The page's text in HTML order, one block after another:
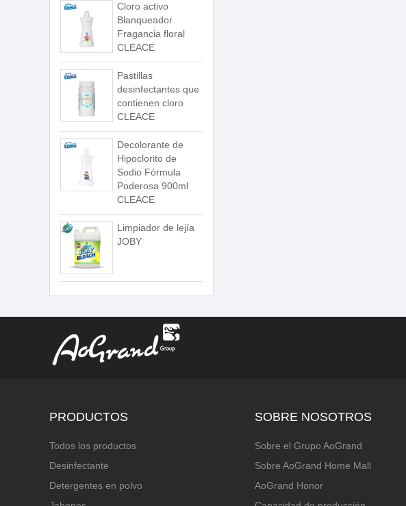
Cloro activo
Blanqueador
Fragancia floral
CLEACE
Pastillas
desinfectantes que
contienen cloro
CLEACE
Decolorante de
Hipoclorito de
Sodio Fórmula
Poderosa 900ml
CLEACE
Limpiador de lejía
JOBY
PRODUCTOS
Todos los productos
Desinfectante
Detergentes en polvo
SOBRE NOSOTROS
Sobre el Grupo AoGrand
Sobre AoGrand Home Mall
AoGrand Honor